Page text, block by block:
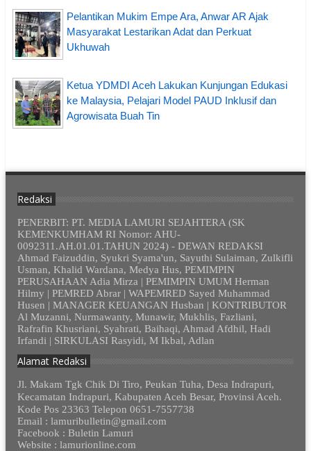
Pelantikan Mukim Empe Ara, Anwar AR Ajak
Masyarakat Lestarikan Adat dan Perkuat
Ukhuwah
Ketua YDMDI Aceh Lakukan Kunjungan Edukasi
ke Malaysia, Pelajari Model PAUD Inklusif dan
Agrowisata Buah Tin
Redaksi
PENERBIT: PT. MEDIA LAMURI SEJAHTERA (SK
KEMENKUMHAM RI Nomor: AHU-
0092311.AH.01.01.TAHUN 2024) - DEWAN REDAKSI
Ahmad Faizuddin, Syukri Syama'un, Sayuthi Sulaiman, Zulkifli
Usman, Khalid Wardana, Medya Hus, PEMIMPIN
PERUSAHAAN Adia Mirza | PEMIMPIN UMUM Herman
Hilmy | PEMRED Abrar | WAPEMRED Sayed Muhammad
Husen | MANAGER KEUANGAN Husban | KONTRIBUTOR
Al Muzanni, Nurmawanty, Munawir, Mukhlis, Fazliani,
Rafrafin Khusriani, Syahrati, Baihaqi, Ahmad Afdhil, Hadi
Irfandi | SIRKULASI Rasyidi, M Ikbal, Adlan
Alamat Redaksi
Jl. Makam Tgk Chik Di Tiro, Peukan Tuha, Desa Indrapuri,
Kecamatan Indrapuri, Kabupaten Aceh Besar, Provinsi Aceh.
Kode Pos 23363 Telepon 0651-7557738
Email : lamuribulletin@gmail.com
Facebook : Buletin Lamuri
Website : lamurionline.com